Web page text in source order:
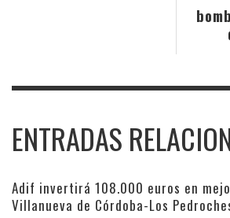
ENTRADAS
Adif invertirá 108.000 euros en
Villanueva de Córdoba-Los